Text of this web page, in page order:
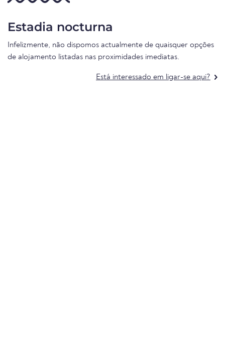
Estadia nocturna
Infelizmente, não dispomos actualmente de quaisquer opções
de alojamento listadas nas proximidades imediatas.
Está interessado em ligar-se aqui?